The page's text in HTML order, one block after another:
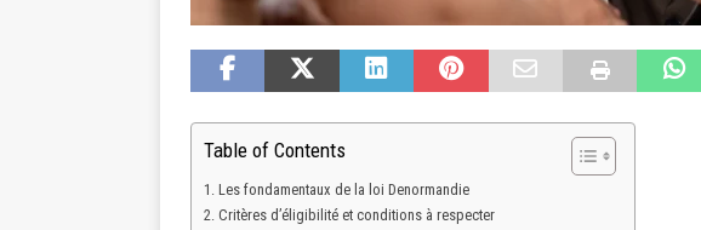
Table of Contents
Les fondamentaux de la loi Denormandie
Critères d’éligibilité et conditions à respecter